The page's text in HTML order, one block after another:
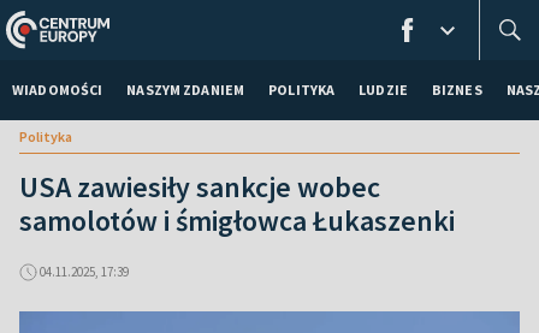
WIADOMOŚCI NASZYM ZDANIEM POLITYKA LUDZIE BIZNES
Polityka
USA zawiesiły sankcje wobec
samolotów i śmigłowca Łukaszenki
04.11.2025, 17:39